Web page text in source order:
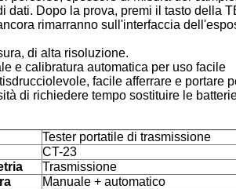
dati. Dopo la prova, premi il tasto della
rimarranno sull'interfaccia
di alta risoluzione.
e calibratura automatica per uso facile
facile afferrare e portare
di richiedere tempo sostituire le
Tester portatile di trasmissione
CT-23
Trasmissione
Manuale + automatico